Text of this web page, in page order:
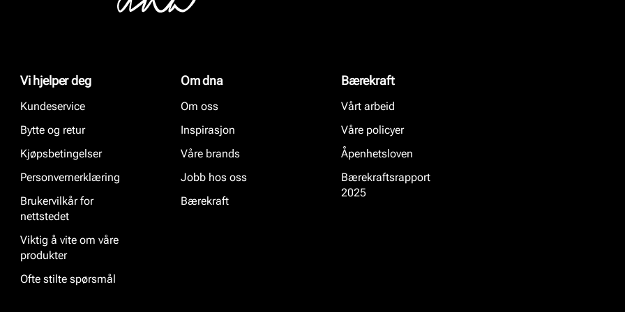
Vi hjelper deg
Kundeservice
Bytte og retur
Kjøpsbetingelser
Personvernerklæring
Brukervilkår for
nettstedet
Viktig å vite om våre
produkter
Ofte stilte spørsmål
Om dna
Om oss
Inspirasjon
Våre brands
Jobb hos oss
Bærekraft
Bærekraft
Vårt arbeid
Våre policyer
Åpenhetsloven
Bærekraftsrapport
2025